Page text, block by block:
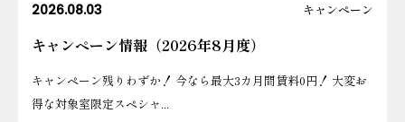
2026.08.03 キャンペーン
キャンペーン情報（2026年8月度）
キャンペーン残りわずか！ 今なら最大3カ月間賃料0円！ 大変お
得な対象室限定スペシャ...